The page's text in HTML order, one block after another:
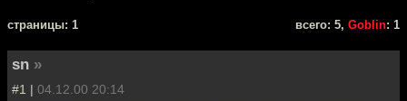
cтраницы: 1 всего: 5, Goblin: 1
sn »
#1 | 04.12.00 20:14